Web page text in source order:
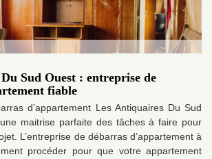
Sud Ouest : entreprise de
fiable
d’appartement Les Antiquaires Du Sud
maitrise parfaite des tâches à faire pour
L’entreprise de débarras d’appartement à
procéder pour que votre appartement